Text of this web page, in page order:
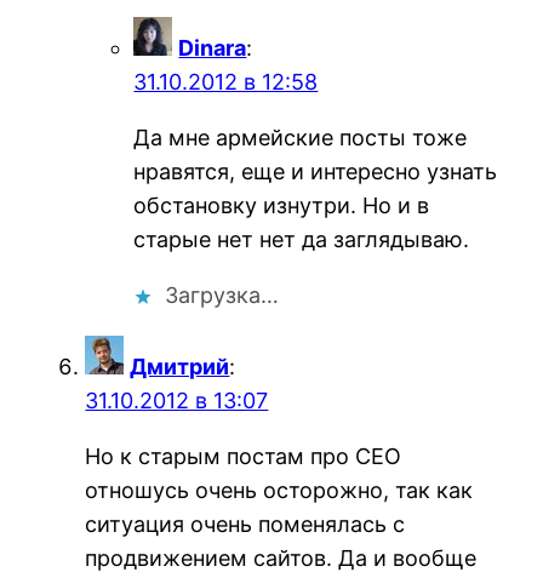
Dinara:
31.10.2012 в 12:58
Да мне армейские посты тоже
нравятся, еще и интересно узнать
обстановку изнутри. Но и в
старые нет нет да заглядываю.
Загрузка…
Дмитрий:
31.10.2012 в 13:07
Но к старым постам про СЕО
отношусь очень осторожно, так как
ситуация очень поменялась с
продвижением сайтов. Да и вообще